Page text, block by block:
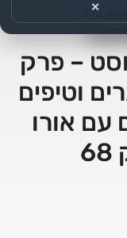
– פרק
וטיפים
עם אורו
✕